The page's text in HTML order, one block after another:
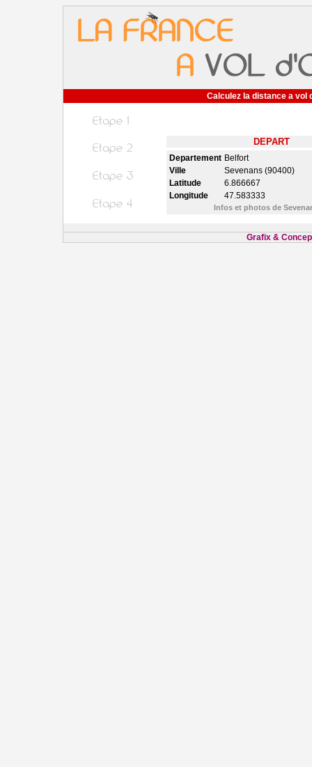
Calculez la distance a vol
DEPART
Departement Belfort
Ville
Sevenans (90400)
Latitude
6.866667
Longitude
47.583333
Infos et photos de
Grafix &